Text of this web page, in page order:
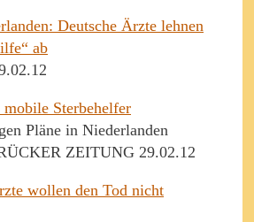
Deutsche Ärzte lehnen
ab
Sterbehelfer
Pläne in Niederlanden
ZEITUNG 29.02.12
wollen den Tod nicht